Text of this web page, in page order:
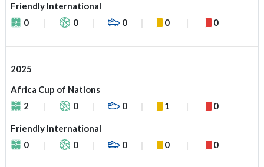
Friendly International
0
0 0 0 0
2025
Africa Cup of Nations
2
0 0 1 0
Friendly International
0
0 0 0 0